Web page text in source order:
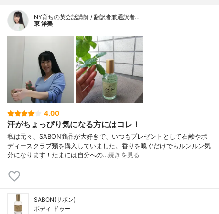
NY育ちの英会話講師 / 翻訳者兼通訳者…
東 洋美
4.00
汗がちょっぴり気になる方にはコレ！
私は元々、SABON商品が大好きで、いつもプレゼントとして石鹸やボ
ディースクラブ類を購入していました。香りを嗅ぐだけでもルンルン気
分になります！たまには自分への…続きを見る
SABON(サボン)
ボディ ドゥー